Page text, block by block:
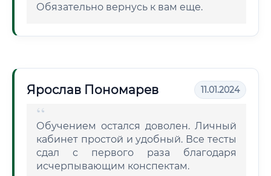
Обязательно вернусь к вам еще.
Ярослав Пономарев 11.01.2024
Обучением остался доволен. Личный
кабинет простой и удобный. Все тесты
сдал с первого раза благодаря
исчерпывающим конспектам.